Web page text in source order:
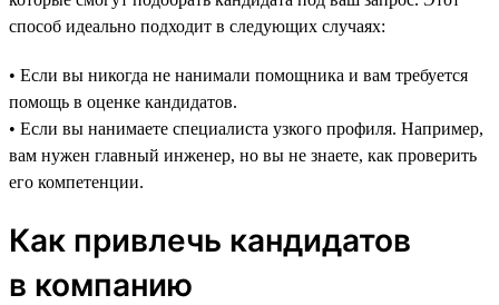
способ идеально подходит в следующих случаях:
• Если вы никогда не нанимали помощника и вам требуется
помощь в оценке кандидатов.
• Если вы нанимаете специалиста узкого профиля. Например,
вам нужен главный инженер, но вы не знаете, как проверить
его компетенции.
Как привлечь кандидатов
в компанию